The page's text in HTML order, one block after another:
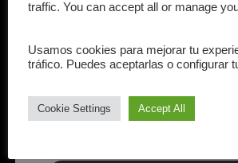
traffic. You can accept all or manage
Usamos cookies para mejorar tu
tráfico. Puedes aceptarlas o configurar
Cookie Settings Accept All